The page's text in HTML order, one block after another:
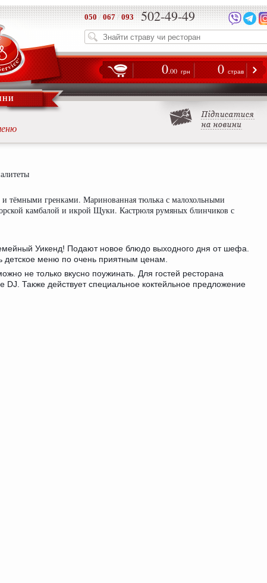
050/ 067 /093 502-49-49
0.00 грн 0 страв
тёмными гренками. Маринованная тюлька с малохольными
камбалой и икрой Щуки. Кастрюля румяных блинчиков с
Уикенд! Подают новое блюдо выходного дня от шефа.
детское меню по очень приятным ценам.
не только вкусно поужинать. Для гостей ресторана
DJ. Также действует специальное коктейльное предложение